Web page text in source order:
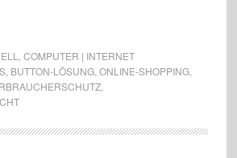
COMPUTER | INTERNET
, BUTTON-LÖSUNG, ONLINE-SHOPPING,
,